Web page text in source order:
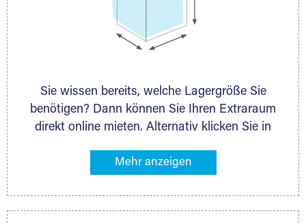
Sie wissen bereits, welche Lagergröße Sie
benötigen? Dann können Sie Ihren Extraraum
direkt online mieten. Alternativ klicken Sie in
Gegenstände an, die Sie einlagern möchten –
ermittelt. Natürlich steht Ihnen Ihr Extraraum